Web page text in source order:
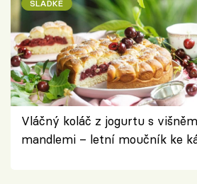
SLADKÉ
Vláčný koláč z jogurtu s
mandlemi – letní moučník ke